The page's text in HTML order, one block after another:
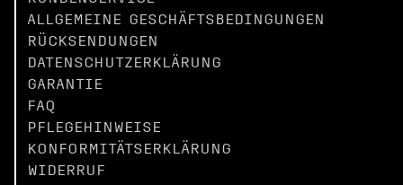
ALLGEMEINE GESCHÄFTSBEDINGUNGEN
RÜCKSENDUNGEN
DATENSCHUTZERKLÄRUNG
GARANTIE
FAQ
PFLEGEHINWEISE
KONFORMITÄTSERKLÄRUNG
WIDERRUF